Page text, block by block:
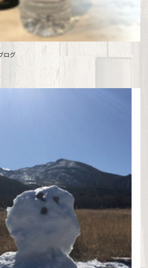
ログ